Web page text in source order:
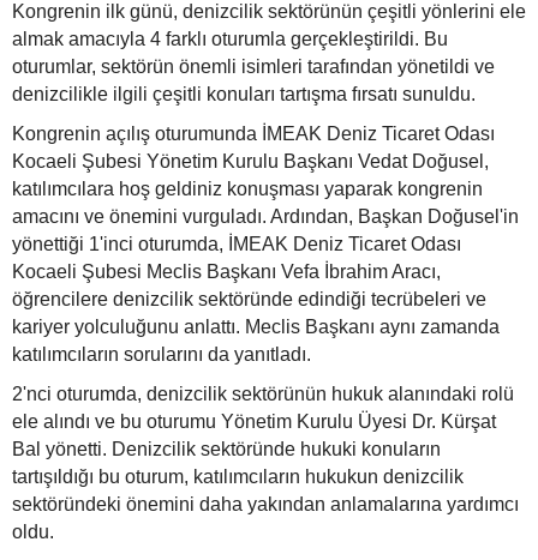
Kongrenin ilk günü, denizcilik sektörünün çeşitli yönlerini ele
almak amacıyla 4 farklı oturumla gerçekleştirildi. Bu
oturumlar, sektörün önemli isimleri tarafından yönetildi ve
denizcilikle ilgili çeşitli konuları tartışma fırsatı sunuldu.
Kongrenin açılış oturumunda İMEAK Deniz Ticaret Odası
Kocaeli Şubesi Yönetim Kurulu Başkanı Vedat Doğusel,
katılımcılara hoş geldiniz konuşması yaparak kongrenin
amacını ve önemini vurguladı. Ardından, Başkan Doğusel'in
yönettiği 1'inci oturumda, İMEAK Deniz Ticaret Odası
Kocaeli Şubesi Meclis Başkanı Vefa İbrahim Aracı,
öğrencilere denizcilik sektöründe edindiği tecrübeleri ve
kariyer yolculuğunu anlattı. Meclis Başkanı aynı zamanda
katılımcıların sorularını da yanıtladı.
2'nci oturumda, denizcilik sektörünün hukuk alanındaki rolü
ele alındı ve bu oturumu Yönetim Kurulu Üyesi Dr. Kürşat
Bal yönetti. Denizcilik sektöründe hukuki konuların
tartışıldığı bu oturum, katılımcıların hukukun denizcilik
sektöründeki önemini daha yakından anlamalarına yardımcı
oldu.